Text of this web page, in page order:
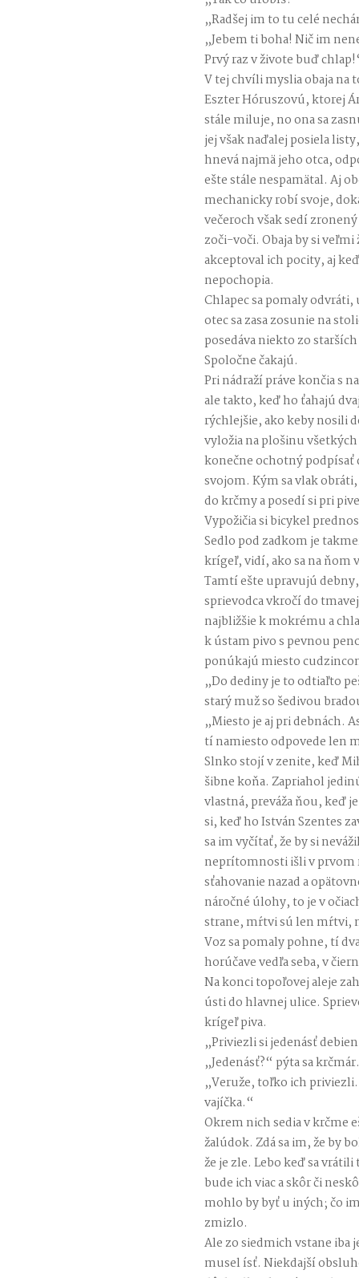
„Radšej im to tu celé
„Jebem ti boha! Nič im
Prvý raz v živote buď
V tej chvíli myslia obaja na
Eszter Hóruszovú, ktorej
stále miluje, no ona sa
jej však naďalej posiela
hnevá najmä jeho otca,
ešte stále nespamätal. Aj
mechanicky robí svoje,
večeroch však sedí
zoči-voči. Obaja by si
akceptoval ich pocity, aj
nepochopia.
Chlapec sa pomaly
otec sa zasa zosunie na
posedáva niekto zo
Spoločne čakajú.
Pri nádraží práve končia s
ale takto, keď ho ťahajú
rýchlejšie, ako keby nosili
vyložia na plošinu
konečne ochotný podpísať
svojom. Kým sa vlak
do krčmy a posedí si pri
Vypožičia si bicykel
Sedlo pod zadkom je
krígeľ, vidí, ako sa na ňom
Tamtí ešte upravujú
sprievodca vkročí do
najbližšie k mokrému a
k ústam pivo s pevnou
ponúkajú miesto
„Do dediny je to odtiaľto
starý muž so šedivou
„Miesto je aj pri debnách.
tí namiesto odpovede len
Slnko stojí v zenite, keď
šibne koňa. Zapriahol
vlastná, preváža ňou, keď
si, keď ho István Szentes
sa im vyčítať, že by si
neprítomnosti išli v prvom
sťahovanie nazad a
náročné úlohy, to je v
strane, mŕtvi sú len mŕtvi,
Voz sa pomaly pohne, tí
horúčave vedľa seba, v
Na konci topoľovej aleje
ústi do hlavnej ulice.
krígeľ piva.
„Priviezli si jedenásť
„Jedenásť?“ pýta sa
„Veruže, toľko ich
vajíčka.“
Okrem nich sedia v krčme
žalúdok. Zdá sa im, že by
že je zle. Lebo keď sa
bude ich viac a skôr či
mohlo by byť u iných; čo
zmizlo.
Ale zo siedmich vstane iba
musel ísť. Niekdajší